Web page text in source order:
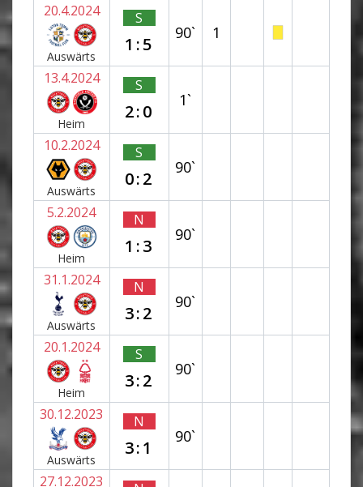
20.4.2024
Auswärts
S
1:5
90` 1
13.4.2024
Heim
S
2:0
1`
10.2.2024
Auswärts
S
0:2
90`
5.2.2024
Heim
N
1:3
90`
31.1.2024
Auswärts
N
3:2
90`
20.1.2024
Heim
S
3:2
90`
30.12.2023
Auswärts
N
3:1
90`
27.12.2023